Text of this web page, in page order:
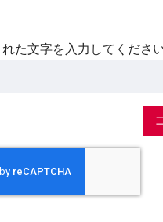
れた文字を入力してください